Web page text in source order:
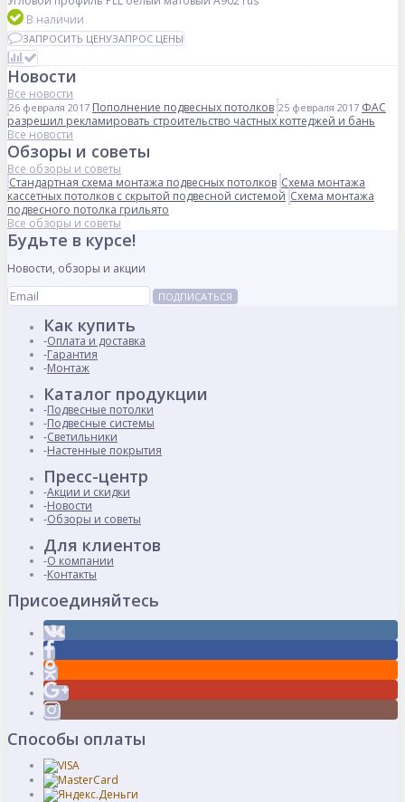
В наличии
ЗАПРОСИТЬ ЦЕНУЗАПРОС ЦЕНЫ
Новости
Все новости
26 февраля 2017 Пополнение подвесных потолков 25 февраля 2017 ФАС
разрешил рекламировать строительство частных коттеджей и бань
Все новости
Обзоры и советы
Все обзоры и советы
Стандартная схема монтажа подвесных потолков Схема монтажа
кассетных потолков с скрытой подвесной системой Схема монтажа
подвесного потолка грильято
Все обзоры и советы
Будьте в курсе!
Новости, обзоры и акции
ПОДПИСАТЬСЯ
Как купить
Оплата и доставка
Гарантия
Монтаж
Каталог продукции
Подвесные потолки
Подвесные системы
Светильники
Настенные покрытия
Пресс-центр
Акции и скидки
Новости
Обзоры и советы
Для клиентов
О компании
Контакты
Присоединяйтесь
Способы оплаты